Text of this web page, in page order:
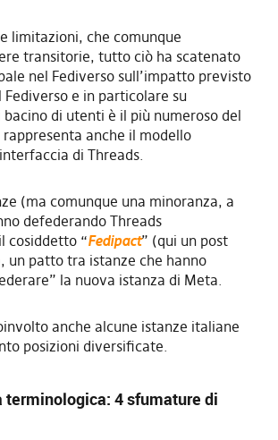
limitazioni, che comunque
transitorie, tutto ciò ha scatenato
nel Fediverso sull’impatto previsto
Fediverso e in particolare su
di utenti è il più numeroso del
rappresenta anche il modello
di Threads.
(ma comunque una minoranza, a
defederando Threads
cosiddetto “Fedipact” (qui un post
un patto tra istanze che hanno
la nuova istanza di Meta.
anche alcune istanze italiane
posizioni diversificate.
terminologica: 4 sfumature di